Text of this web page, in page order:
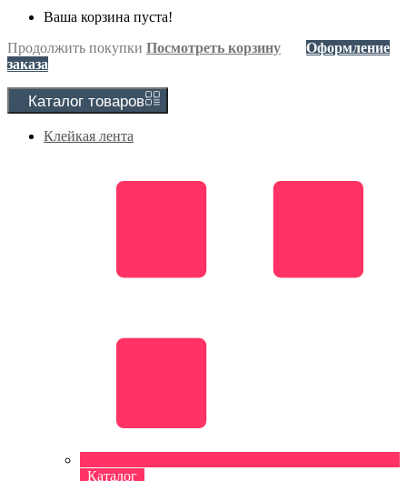
Ваша корзина пуста!
Продолжить покупки Посмотреть корзину
Оформление
заказа
Каталог товаров
Клейкая лента
Каталог